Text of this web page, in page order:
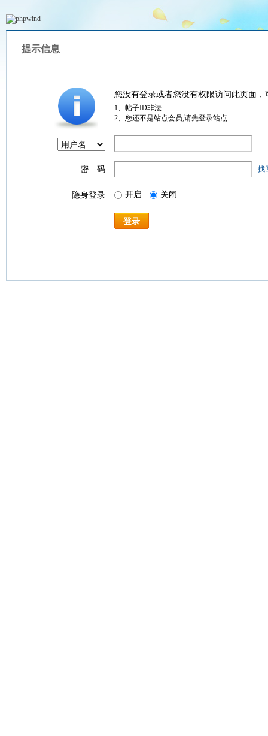
提示信息
您没有登录或者您没有权限访问此页面
1、帖子ID非法
2、您还不是站点会员,请先登录站点
密 码 找
隐身登录 开启 关闭
登录